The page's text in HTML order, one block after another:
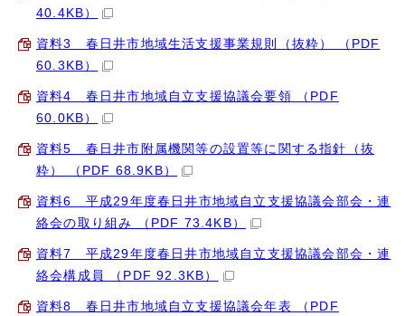
40.4KB）
資料3 春日井市地域生活支援事業規則（抜粋） （PDF
60.3KB）
資料4 春日井市地域自立支援協議会要領 （PDF
60.0KB）
資料5 春日井市附属機関等の設置等に関する指針（抜
粋） （PDF 68.9KB）
資料6 平成29年度春日井市地域自立支援協議会部会・連
絡会の取り組み （PDF 73.4KB）
資料7 平成29年度春日井市地域自立支援協議会部会・連
絡会構成員 （PDF 92.3KB）
資料8 春日井市地域自立支援協議会年表 （PDF